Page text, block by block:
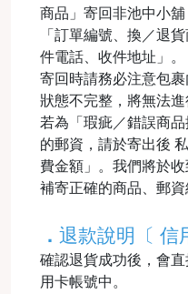
商品」寄回非池中小
「訂單編號、換／退
件電話、收件地址」。
寄回時請務必注意包
狀態不完整，將無法進
若為「瑕疵／錯誤商
的郵資，請於寄出後
費金額」。我們將於
補寄正確的商品、郵資
． 退款說明〔 信
確認退貨成功後，會
用卡帳號中。